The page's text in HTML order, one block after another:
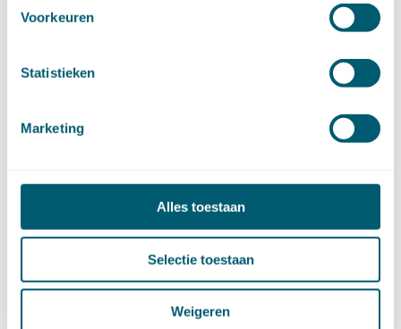
Voorkeuren
Statistieken
Marketing
Alles toestaan
Selectie toestaan
Weigeren
mei (9)
februari (16)
december (13)
juli (16)
mei (11)